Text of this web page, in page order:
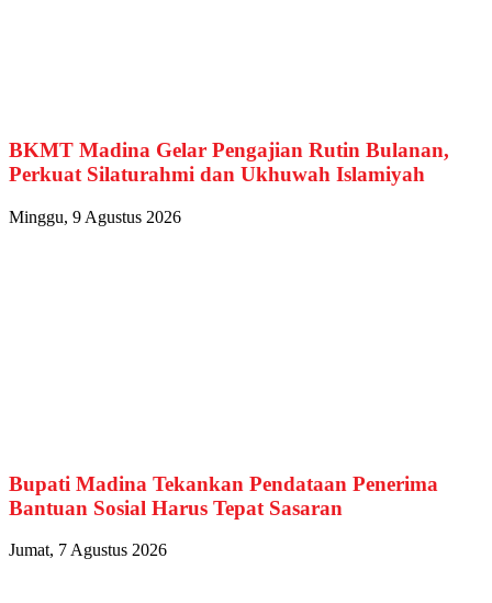
BKMT Madina Gelar Pengajian Rutin Bulanan,
Perkuat Silaturahmi dan Ukhuwah Islamiyah
Minggu, 9 Agustus 2026
Bupati Madina Tekankan Pendataan Penerima
Bantuan Sosial Harus Tepat Sasaran
Jumat, 7 Agustus 2026